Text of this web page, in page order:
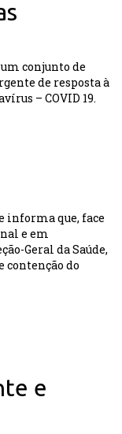
conjunto de
de resposta à
– COVID 19.
informa que, face
e em
Geral da Saúde,
contenção do
e